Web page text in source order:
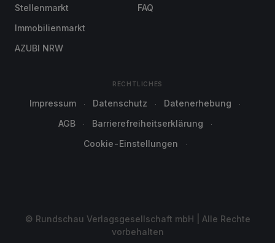
Stellenmarkt
Immobilienmarkt
AZUBI NRW
FAQ
RECHTLICHES
Impressum Datenschutz
Datenerhebung
AGB
Barrierefreiheitserklärung
Cookie-Einstellungen
© Rundschau Verlagsgesellschaft mbH | Alle Rechte
vorbehalten